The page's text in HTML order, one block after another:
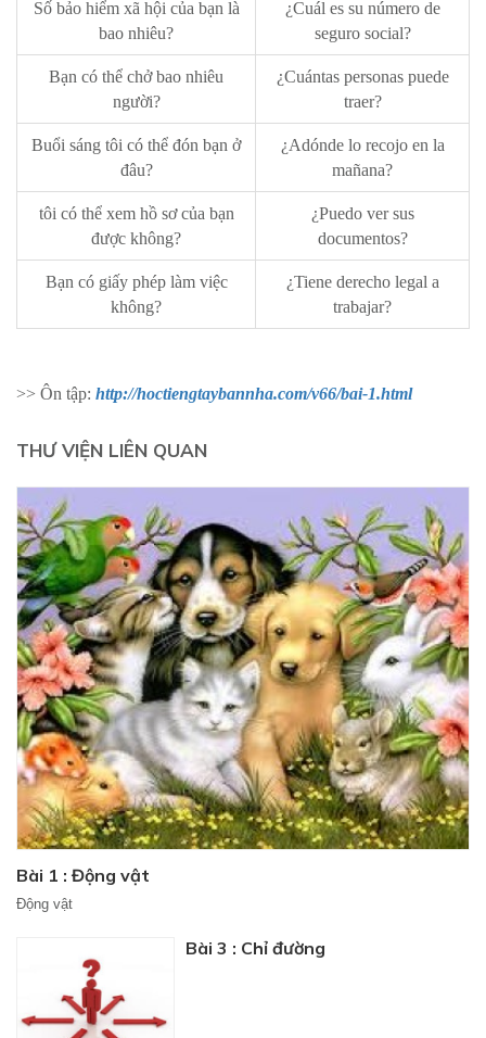
Số bảo hiểm xã hội của bạn là
bao nhiêu?
¿Cuál es su número de
seguro social?
Bạn có thể chở bao nhiêu
người?
¿Cuántas personas puede
traer?
Buổi sáng tôi có thể đón bạn ở
đâu?
¿Adónde lo recojo en la
mañana?
tôi có thể xem hồ sơ của bạn
được không?
¿Puedo ver sus
documentos?
Bạn có giấy phép làm việc
không?
¿Tiene derecho legal a
trabajar?
>> Ôn tập: http://hoctiengtaybannha.com/v66/bai-1.html
THƯ VIỆN LIÊN QUAN
Bài 1 : Động vật
Động vật
Bài 3 : Chỉ đường